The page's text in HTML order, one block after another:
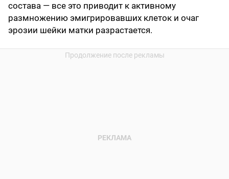
состава — все это приводит к активному
размножению эмигрировавших клеток и очаг
эрозии шейки матки разрастается.